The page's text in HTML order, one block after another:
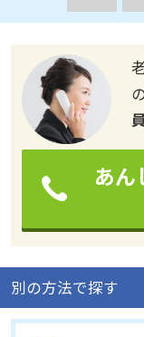
あん
別の方法で探す